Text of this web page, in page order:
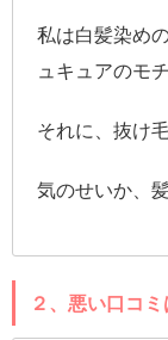
私は白髪染め
ュキュアのモ
それに、抜け
気のせいか、
２、悪い口コミ